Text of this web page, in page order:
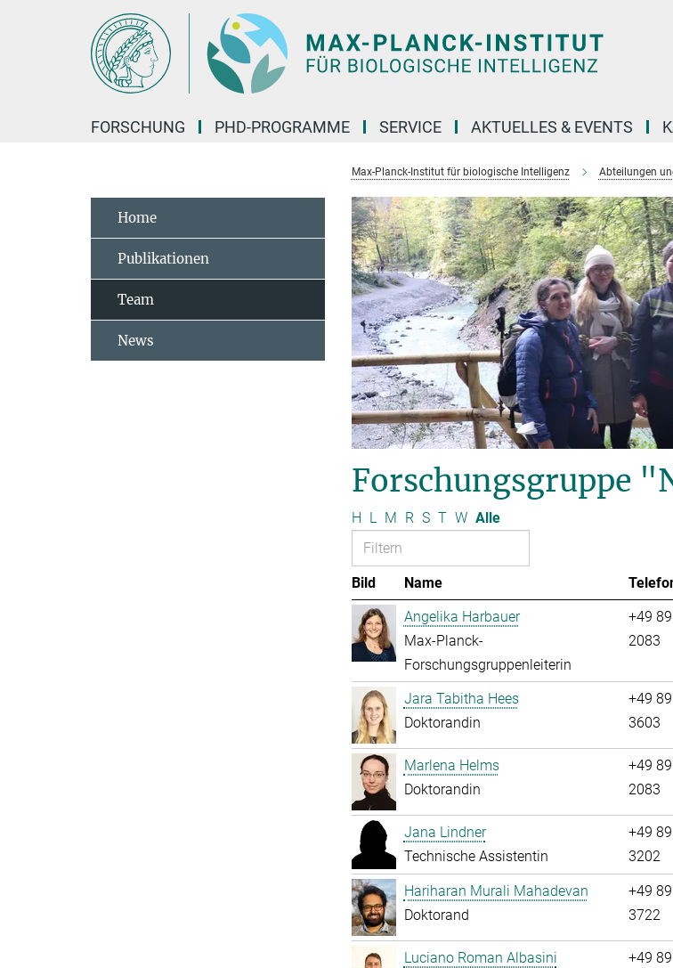
FORSCHUNG PHD-PROGRAMME SERVICE AKTUELLES & EVENTS
Max-Planck-Institut für biologische Intelligenz Abteilungen
Forschungsgruppe
H L M R S T W Alle
Bild Name
Angelika Harbauer
Max-Planck-
Forschungsgruppenleiterin
+49
2083
Jara Tabitha Hees
Doktorandin
+49
3603
Marlena Helms
Doktorandin
+49
2083
Jana Lindner
Technische Assistentin
+49
3202
Hariharan Murali Mahadevan
Doktorand
+49
3722
Luciano Roman Albasini
+49
Home
Publikationen
Team
News